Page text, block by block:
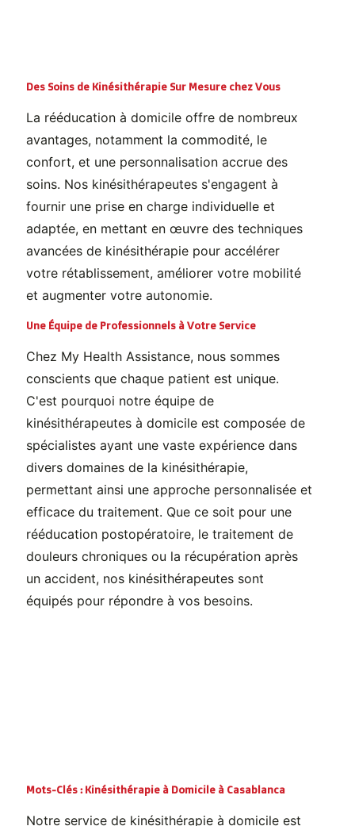
Des Soins de Kinésithérapie Sur Mesure chez Vous
La rééducation à domicile offre de nombreux
avantages, notamment la commodité, le
confort, et une personnalisation accrue des
soins. Nos kinésithérapeutes s'engagent à
fournir une prise en charge individuelle et
adaptée, en mettant en œuvre des techniques
avancées de kinésithérapie pour accélérer
votre rétablissement, améliorer votre mobilité
et augmenter votre autonomie.
Une Équipe de Professionnels à Votre Service
Chez My Health Assistance, nous sommes
conscients que chaque patient est unique.
C'est pourquoi notre équipe de
kinésithérapeutes à domicile est composée de
spécialistes ayant une vaste expérience dans
divers domaines de la kinésithérapie,
permettant ainsi une approche personnalisée et
efficace du traitement. Que ce soit pour une
rééducation postopératoire, le traitement de
douleurs chroniques ou la récupération après
un accident, nos kinésithérapeutes sont
équipés pour répondre à vos besoins.
Mots-Clés : Kinésithérapie à Domicile à Casablanca
Notre service de kinésithérapie à domicile est